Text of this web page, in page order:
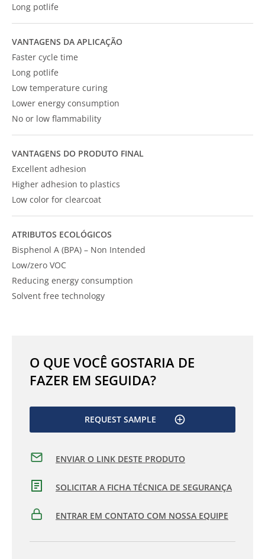
Long potlife
VANTAGENS DA APLICAÇÃO
Faster cycle time
Long potlife
Low temperature curing
Lower energy consumption
No or low flammability
VANTAGENS DO PRODUTO FINAL
Excellent adhesion
Higher adhesion to plastics
Low color for clearcoat
ATRIBUTOS ECOLÓGICOS
Bisphenol A (BPA) – Non Intended
Low/zero VOC
Reducing energy consumption
Solvent free technology
O QUE VOCÊ GOSTARIA DE
FAZER EM SEGUIDA?
REQUEST SAMPLE
ENVIAR O LINK DESTE PRODUTO
SOLICITAR A FICHA TÉCNICA DE SEGURANÇA
ENTRAR EM CONTATO COM NOSSA EQUIPE